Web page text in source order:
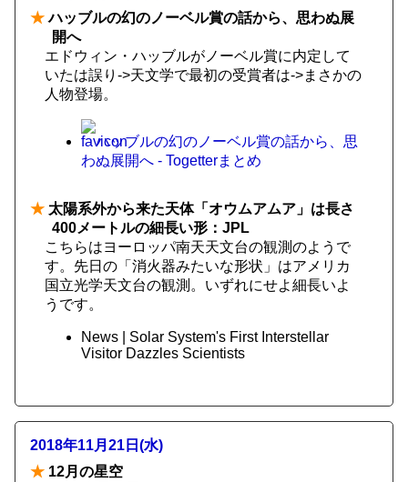
★ハッブルの幻のノーベル賞の話から、思わぬ展
開へ‬
エドウィン・ハッブルがノーベル賞に内定して
いたは誤り->天文学で最初の受賞者は->まさかの
人物登場。
ハッブルの幻のノーベル賞の話から、思
わぬ展開へ - Togetterまとめ
★ 太陽系外から来た天体「オウムアムア」は長さ
400メートルの細長い形：JPL
こちらはヨーロッパ南天天文台の観測のようで
す。先日の「消火器みたいな形状」はアメリカ
国立光学天文台の観測。いずれにせよ細長いよ
うです。
News | Solar System's First Interstellar
Visitor Dazzles Scientists
2018年11月21日(水)
★ 12月の星空